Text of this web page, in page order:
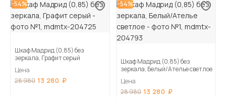
-54%
Шкаф Мадрид (0,85) без
зеркала, Графит серый
Цена
28 980 13 280
-54%
Шкаф Мадрид (0,85) без
зеркала, Белый/Ателье светлое
Цена
28 980 13 280